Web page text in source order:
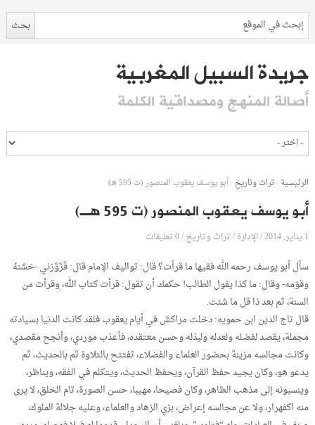
جريدة السبيل المغربية
أصالة المنهج ومصداقية الكلمة
الرئيسية/تراث وتاريخ/أبو يوسف يعقوب المنصور (ت 595 هـ)
أبو يوسف يعقوب المنصور (ت 595 هـ)
1 يناير, 2014 /الإدارة/تراث وتاريخ/0 تعليقات
سأل أبو يوسف رحمه الله فقيها ما قرأت؟ قال: تواليف الإمام قال: فَزَوَّرَني -حَسَّنهُ
وقوّمه- وقال: ما كذا يقول الطالب! حكمك أن تقول: قرأت كتاب الله، وقرأت من
السنة، ثم بعد ذا قل ما شئت.
قال تاج الدين ابن حمويه: دخلت مراكش في أيام يعقوب فلقد كانت الدنيا بسيادته
مجملة، يقصد لفضله ولعدله ولبذله وحسن معتقده، فأعذب موردي، وأنجح مقصدي،
وكانت مجالسه مزينة بحضور العلماء والفضلاء، تفتتح بالتلاوة ثم بالحديث، ثم
يدعو هو، وكان يجيد حفظ القرآن، ويحفظ الحديث، ويتكلم في الفقه، ويناظر،
وينسبونه إلى مذهب الظاهر، وكان فصيحا، مهيبا، حسن الصورة، تام الخلق، لا يرى
منه اكفهرار، ولا عن مجالسه إعراض، بزي الزهاد والعلماء، وعليه جلالة الملوك،